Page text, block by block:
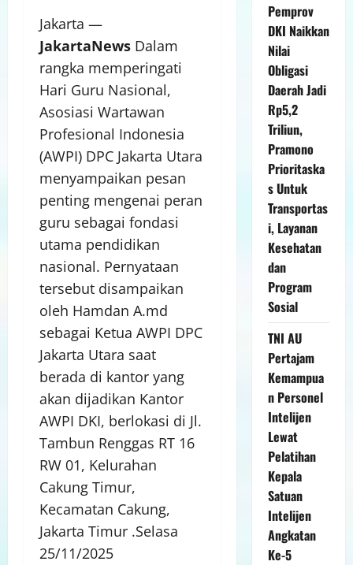
Jakarta —
JakartaNews Dalam
rangka memperingati
Hari Guru Nasional,
Asosiasi Wartawan
Profesional Indonesia
(AWPI) DPC Jakarta Utara
menyampaikan pesan
penting mengenai peran
guru sebagai fondasi
utama pendidikan
nasional. Pernyataan
tersebut disampaikan
oleh Hamdan A.md
sebagai Ketua AWPI DPC
Jakarta Utara saat
berada di kantor yang
akan dijadikan Kantor
AWPI DKI, berlokasi di Jl.
Tambun Renggas RT 16
RW 01, Kelurahan
Cakung Timur,
Kecamatan Cakung,
Jakarta Timur .Selasa
25/11/2025
Pemprov
DKI Naikkan
Nilai
Obligasi
Daerah Jadi
Rp5,2
Triliun,
Pramono
Prioritaska
s Untuk
Transportas
i, Layanan
Kesehatan
dan
Program
Sosial
TNI AU
Pertajam
Kemampua
n Personel
Intelijen
Lewat
Pelatihan
Kepala
Satuan
Intelijen
Angkatan
Ke-5